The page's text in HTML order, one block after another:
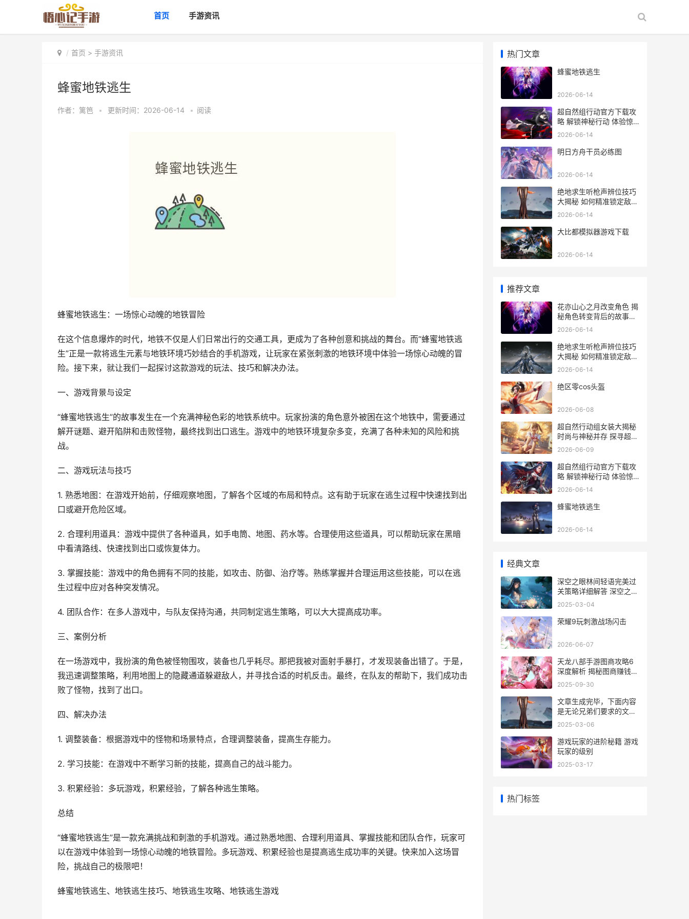
首页 手游资讯
首页 > 手游资讯
蜂蜜地铁逃生
作者： 篱笆 • 更新时间：2026-06-14 • 阅读
蜂蜜地铁逃生：一场惊心动魄的地铁冒险
在这个信息爆炸的时代，地铁不仅是人们日常出行的交通工具，更成为了各种创意和挑战的舞台。而“蜂蜜地铁逃
生”正是一款将逃生元素与地铁环境巧妙结合的手机游戏，让玩家在紧张刺激的地铁环境中体验一场惊心动魄的冒
险。接下来，就让我们一起探讨这款游戏的玩法、技巧和解决办法。
一、游戏背景与设定
“蜂蜜地铁逃生”的故事发生在一个充满神秘色彩的地铁系统中。玩家扮演的角色意外被困在这个地铁中，需要通过
解开谜题、避开陷阱和击败怪物，最终找到出口逃生。游戏中的地铁环境复杂多变，充满了各种未知的风险和挑
战。
二、游戏玩法与技巧
1. 熟悉地图：在游戏开始前，仔细观察地图，了解各个区域的布局和特点。这有助于玩家在逃生过程中快速找到出
口或避开危险区域。
2. 合理利用道具：游戏中提供了各种道具，如手电筒、地图、药水等。合理使用这些道具，可以帮助玩家在黑暗
中看清路线、快速找到出口或恢复体力。
3. 掌握技能：游戏中的角色拥有不同的技能，如攻击、防御、治疗等。熟练掌握并合理运用这些技能，可以在逃
生过程中应对各种突发情况。
4. 团队合作：在多人游戏中，与队友保持沟通，共同制定逃生策略，可以大大提高成功率。
三、案例分析
在一场游戏中，我扮演的角色被怪物围攻，装备也几乎耗尽。那把我被对面射手暴打，才发现装备出错了。于是，
我迅速调整策略，利用地图上的隐藏通道躲避敌人，并寻找合适的时机反击。最终，在队友的帮助下，我们成功击
败了怪物，找到了出口。
四、解决办法
1. 调整装备：根据游戏中的怪物和场景特点，合理调整装备，提高生存能力。
2. 学习技能：在游戏中不断学习新的技能，提高自己的战斗能力。
3. 积累经验：多玩游戏，积累经验，了解各种逃生策略。
总结
“蜂蜜地铁逃生”是一款充满挑战和刺激的手机游戏。通过熟悉地图、合理利用道具、掌握技能和团队合作，玩家可
以在游戏中体验到一场惊心动魄的地铁冒险。多玩游戏、积累经验也是提高逃生成功率的关键。快来加入这场冒
险，挑战自己的极限吧！
蜂蜜地铁逃生、地铁逃生技巧、地铁逃生攻略、地铁逃生游戏
热门文章
蜂蜜地铁逃生
2026-06-14
超自然组行动官方下载攻
略 解锁神秘行动 体验惊
悚冒险
2026-06-14
明日方舟干员必练图
2026-06-14
绝地求生听枪声辨位技巧
大揭秘 如何精准锁定敌人
位置
2026-06-14
大比都模拟器游戏下载
2026-06-14
推荐文章
花亦山心之月改变角色 揭
秘角色转变背后的故事与
影响
2026-06-14
绝地求生听枪声辨位技巧
大揭秘 如何精准锁定敌人
位置
2026-06-14
绝区零cos头盔
2026-06-08
超自然行动组女装大揭秘
时尚与神秘并存 探寻超自
然组的独特风采
2026-06-09
超自然组行动官方下载攻
略 解锁神秘行动 体验惊
悚冒险
2026-06-14
蜂蜜地铁逃生
2026-06-14
经典文章
深空之眼林间轻语完美过
关策略详细解答 深空之眼
视频
2025-03-04
荣耀9玩刺激战场闪击
2026-06-07
天龙八部手游图商攻略6
深度解析 揭秘图商赚钱之
道
2025-09-30
文章生成完毕，下面内容
是无论兄弟们要求的文
章：
2025-03-06
游戏玩家的进阶秘籍 游戏
玩家的级别
2025-03-17
热门标签